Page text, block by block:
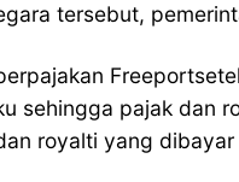
tersebut,
sehingga pajak
royalti yang